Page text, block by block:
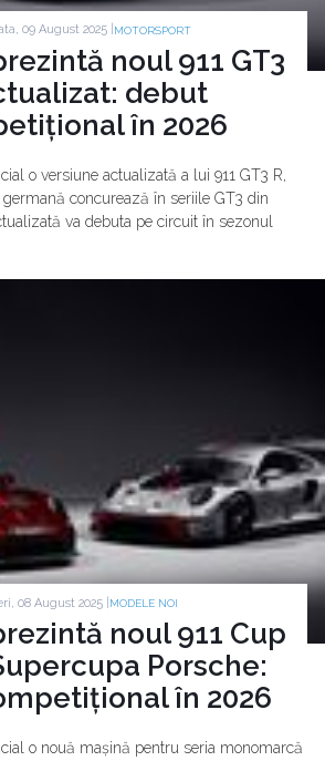
09 August 2025 | MOTORSPORT
noul 911 GT3
debut
în 2026
o versiune actualizată a lui 911 GT3 R,
concurează în seriile GT3 din
va debuta pe circuit în sezonul
08 August 2025 | MODELE NOI
noul 911 Cup
Porsche:
în 2026
o nouă mașină pentru seria monomarcă